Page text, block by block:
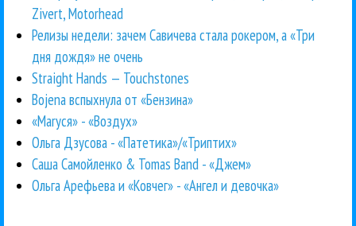
Zivert, Motorhead
Релизы недели: зачем Савичева стала рокером, а «Три
дня дождя» не очень
Straight Hands — Touchstones
Bojena вспыхнула от «Бензина»
«Маrуся» - «Воздух»
Ольга Дзусова - «Патетика»/«Триптих»
Саша Самойленко & Tomas Band - «Джем»
Ольга Арефьева и «Ковчег» - «Ангел и девочка»